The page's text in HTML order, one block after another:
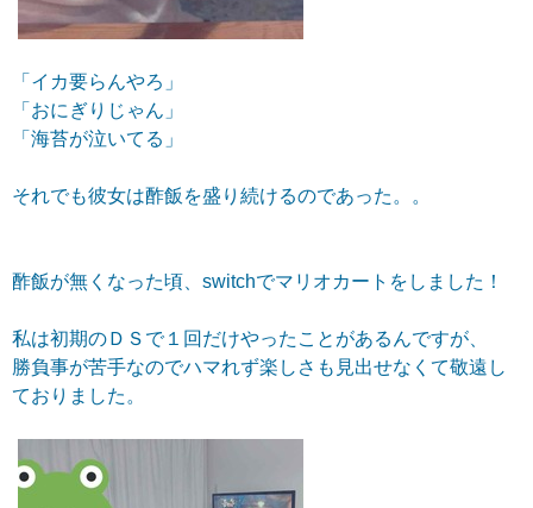
「イカ要らんやろ」
「おにぎりじゃん」
「海苔が泣いてる」
それでも彼女は酢飯を盛り続けるのであった。。
酢飯が無くなった頃、switchでマリオカートをしました！
私は初期のＤＳで１回だけやったことがあるんですが、
勝負事が苦手なのでハマれず楽しさも見出せなくて敬遠し
ておりました。